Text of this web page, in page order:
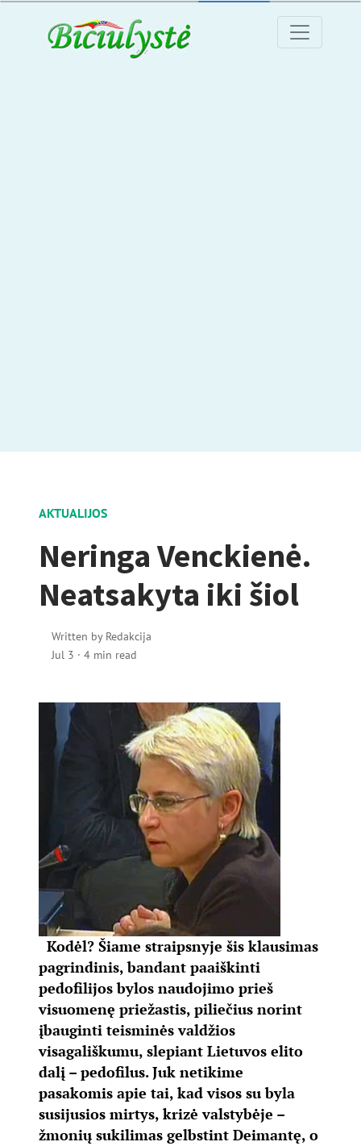
AKTUALIJOS
Neringa Venckienė.
Neatsakyta iki šiol
Written by Redakcija
Jul 3 · 4 min read
Kodėl? Šiame straipsnyje šis klausimas
pagrindinis, bandant paaiškinti
pedofilijos bylos naudojimo prieš
visuomenę priežastis, piliečius norint
įbauginti teisminės valdžios
visagališkumu, slepiant Lietuvos elito
dalį – pedofilus.Juk netikime
pasakomis apie tai, kad visos su byla
susijusios mirtys, krizė valstybėje –
žmonių sukilimas gelbstint Deimantę, o